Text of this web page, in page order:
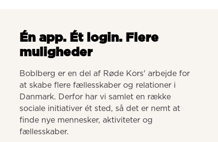
Én app. Ét login. Flere
muligheder
Boblberg er en del af Røde Kors' arbejde for
at skabe flere fællesskaber og relationer i
Danmark. Derfor har vi samlet en række
sociale initiativer ét sted, så det er nemt at
finde nye mennesker, aktiviteter og
fællesskaber.